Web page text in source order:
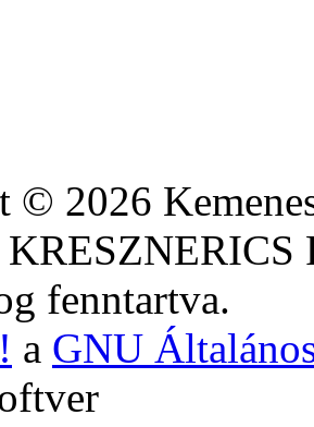
© 2026
fenntartva.
a GNU